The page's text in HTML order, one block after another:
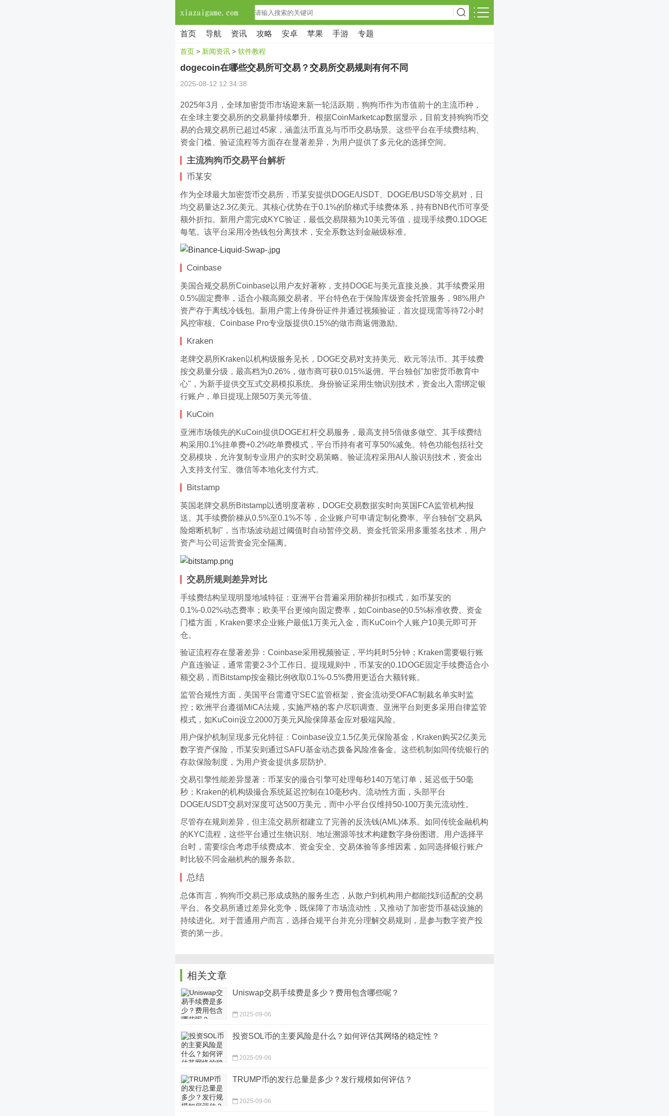
首页 导航 资讯 攻略 安卓 苹果 手游 专题
首页 > 新闻资讯 > 软件教程
dogecoin在哪些交易所可交易？交易所交易规则有何不同
2025-08-12 12:34:38
2025年3月，全球加密货币市场迎来新一轮活跃期，狗狗币作为市值前十的主流币种，
在全球主要交易所的交易量持续攀升。根据CoinMarketcap数据显示，目前支持狗狗币交
易的合规交易所已超过45家，涵盖法币直兑与币币交易场景。这些平台在手续费结构、
资金门槛、验证流程等方面存在显著差异，为用户提供了多元化的选择空间。
主流狗狗币交易平台解析
币某安
作为全球最大加密货币交易所，币某安提供DOGE/USDT、DOGE/BUSD等交易对，日
均交易量达2.3亿美元。其核心优势在于0.1%的阶梯式手续费体系，持有BNB代币可享受
额外折扣。新用户需完成KYC验证，最低交易限额为10美元等值，提现手续费0.1DOGE
每笔。该平台采用冷热钱包分离技术，安全系数达到金融级标准。
Coinbase
美国合规交易所Coinbase以用户友好著称，支持DOGE与美元直接兑换。其手续费采用
0.5%固定费率，适合小额高频交易者。平台特色在于保险库级资金托管服务，98%用户
资产存于离线冷钱包。新用户需上传身份证件并通过视频验证，首次提现需等待72小时
风控审核。Coinbase Pro专业版提供0.15%的做市商返佣激励。
Kraken
老牌交易所Kraken以机构级服务见长，DOGE交易对支持美元、欧元等法币。其手续费
按交易量分级，最高档为0.26%，做市商可获0.015%返佣。平台独创"加密货币教育中
心"，为新手提供交互式交易模拟系统。身份验证采用生物识别技术，资金出入需绑定银
行账户，单日提现上限50万美元等值。
KuCoin
亚洲市场领先的KuCoin提供DOGE杠杆交易服务，最高支持5倍做多做空。其手续费结
构采用0.1%挂单费+0.2%吃单费模式，平台币持有者可享50%减免。特色功能包括社交
交易模块，允许复制专业用户的实时交易策略。验证流程采用AI人脸识别技术，资金出
入支持支付宝、微信等本地化支付方式。
Bitstamp
英国老牌交易所Bitstamp以透明度著称，DOGE交易数据实时向英国FCA监管机构报
送。其手续费阶梯从0.5%至0.1%不等，企业账户可申请定制化费率。平台独创"交易风
险熔断机制"，当市场波动超过阈值时自动暂停交易。资金托管采用多重签名技术，用户
资产与公司运营资金完全隔离。
交易所规则差异对比
手续费结构呈现明显地域特征：亚洲平台普遍采用阶梯折扣模式，如币某安的
0.1%-0.02%动态费率；欧美平台更倾向固定费率，如Coinbase的0.5%标准收费。资金
门槛方面，Kraken要求企业账户最低1万美元入金，而KuCoin个人账户10美元即可开
仓。
验证流程存在显著差异：Coinbase采用视频验证，平均耗时5分钟；Kraken需要银行账
户直连验证，通常需要2-3个工作日。提现规则中，币某安的0.1DOGE固定手续费适合小
额交易，而Bitstamp按金额比例收取0.1%-0.5%费用更适合大额转账。
监管合规性方面，美国平台需遵守SEC监管框架，资金流动受OFAC制裁名单实时监
控；欧洲平台遵循MiCA法规，实施严格的客户尽职调查。亚洲平台则更多采用自律监管
模式，如KuCoin设立2000万美元风险保障基金应对极端风险。
用户保护机制呈现多元化特征：Coinbase设立1.5亿美元保险基金，Kraken购买2亿美元
数字资产保险，币某安则通过SAFU基金动态拨备风险准备金。这些机制如同传统银行的
存款保险制度，为用户资金提供多层防护。
交易引擎性能差异显著：币某安的撮合引擎可处理每秒140万笔订单，延迟低于50毫
秒；Kraken的机构级撮合系统延迟控制在10毫秒内。流动性方面，头部平台
DOGE/USDT交易对深度可达500万美元，而中小平台仅维持50-100万美元流动性。
尽管存在规则差异，但主流交易所都建立了完善的反洗钱(AML)体系。如同传统金融机构
的KYC流程，这些平台通过生物识别、地址溯源等技术构建数字身份图谱。用户选择平
台时，需要综合考虑手续费成本、资金安全、交易体验等多维因素，如同选择银行账户
时比较不同金融机构的服务条款。
总结
总体而言，狗狗币交易已形成成熟的服务生态，从散户到机构用户都能找到适配的交易
平台。各交易所通过差异化竞争，既保障了市场流动性，又推动了加密货币基础设施的
持续进化。对于普通用户而言，选择合规平台并充分理解交易规则，是参与数字资产投
资的第一步。
相关文章
Uniswap交易手续费是多少？费用包含哪些呢？
2025-09-06
投资SOL币的主要风险是什么？如何评估其网络的稳定性？
2025-09-06
TRUMP币的发行总量是多少？发行规模如何评估？
2025-09-06